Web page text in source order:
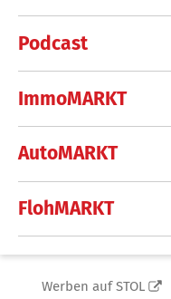
Podcast
ImmoMARKT
AutoMARKT
FlohMARKT
Werben auf STOL